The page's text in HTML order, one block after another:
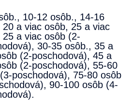
, 10-12 osôb., 14-16
20 a viac osôb, 25 a viac
25 a viac osôb (2-
, 30-35 osôb., 35 a
(2-poschodová), 45 a
(2-poschodová), 55-60
poschodová), 75-80 osôb
, 90-100 osôb (4-